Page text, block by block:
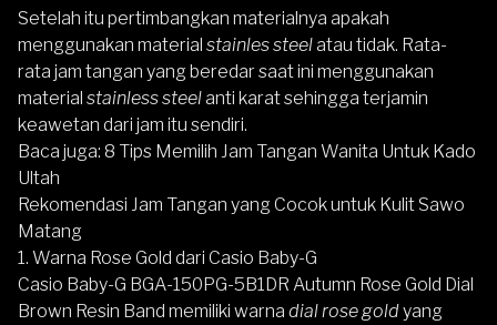
Setelah itu pertimbangkan materialnya apakah
menggunakan material stainles steelatau tidak. Rata-
rata jam tangan yang beredar saat ini menggunakan
material stainless steelanti karat sehingga terjamin
keawetan dari jam itu sendiri.
Baca juga: 8 Tips Memilih Jam Tangan Wanita Untuk Kado
Ultah
Rekomendasi Jam Tangan yang Cocok untuk Kulit Sawo
Matang
1. Warna Rose Gold dari Casio Baby-G
Casio Baby-G BGA-150PG-5B1DR Autumn Rose Gold Dial
Brown Resin Band memiliki warna dial rose goldyang